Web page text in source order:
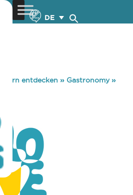
DE
entdecken » Gastronomy»